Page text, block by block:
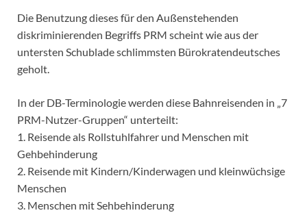
Die Benutzung dieses für den Außenstehenden
diskriminierenden Begriffs PRM scheint wie aus der
untersten Schublade schlimmsten Bürokratendeutsches
geholt.
In der DB-Terminologie werden diese Bahnreisenden in „7
PRM-Nutzer-Gruppen“ unterteilt:
1. Reisende als Rollstuhlfahrer und Menschen mit
Gehbehinderung
2. Reisende mit Kindern/Kinderwagen und kleinwüchsige
Menschen
3. Menschen mit Sehbehinderung